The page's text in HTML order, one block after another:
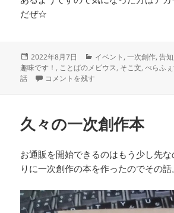
だぜ☆
投
稿
日:
2022年8月7日
カ
テ
イベント ,一次創作,告知
趣味です！ , ことばのメビウス, そこ文,ぺらふ
話
ぺらふぇすお疲れさまでした！ に
コメントを残す
久々の一次創作本
お通販を開始できるのはもう少し先
りに一次創作の本を作ったのでその話